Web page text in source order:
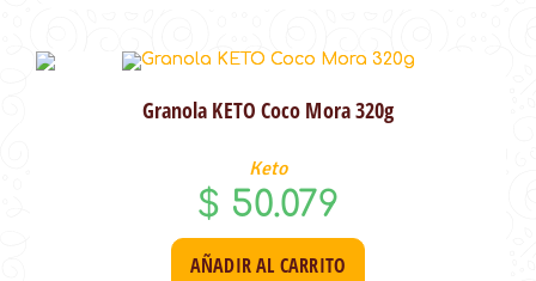
Granola KETO Coco Mora 320g
Keto
$ 50.079
AÑADIR AL CARRITO